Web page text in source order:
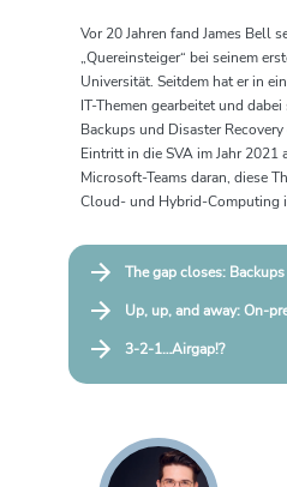
Vor 20 Jahren fand James Bell
„Quereinsteiger“ bei seinem
Universität. Seitdem hat er in
IT-Themen gearbeitet und
Backups und Disaster
Eintritt in die SVA im Jahr 2021
Microsoft-Teams daran, diese
Cloud- und Hybrid-Computing
The gap closes:
Up, up, and away: On-
3-2-1…Airgap!?